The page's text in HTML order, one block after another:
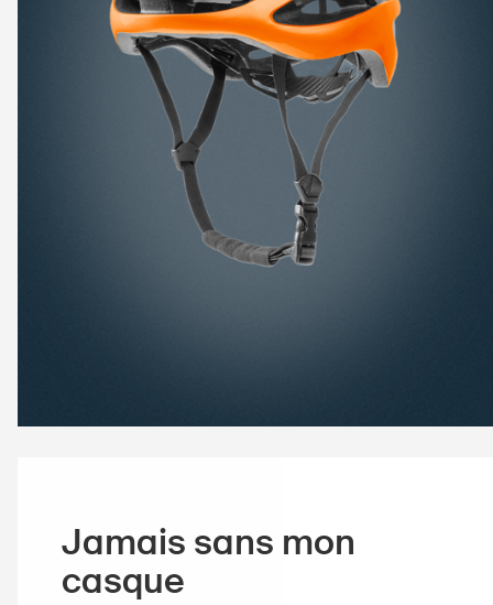
Jamais sans mon
casque